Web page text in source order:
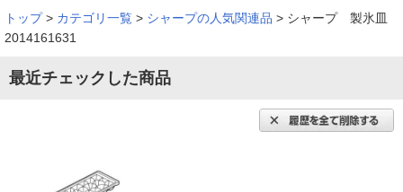
トップ > カテゴリ一覧 > シャープの人気関連品 > シャープ 製氷皿
2014161631
最近チェックした商品